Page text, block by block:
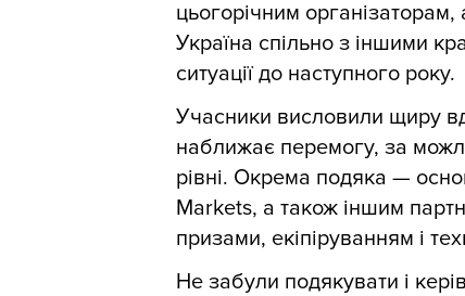
цьогорічним
Україна спільно з іншими
ситуації до наступного року.
Учасники висловили щиру
наближає перемогу, за
рівні. Окрема подяка —
Markets, а також іншим
призами, екіпіруванням і
Не забули подякувати і